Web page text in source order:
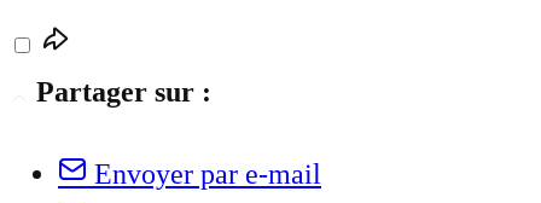
Partager sur :
Envoyer par e-mail